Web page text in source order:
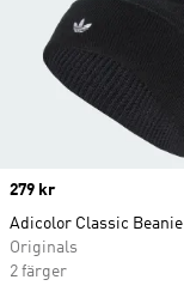
Price
279 kr
Adicolor Classic Beanie
Originals
2 färger